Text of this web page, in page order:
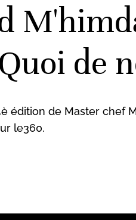
de
édition de Master chef
le360.